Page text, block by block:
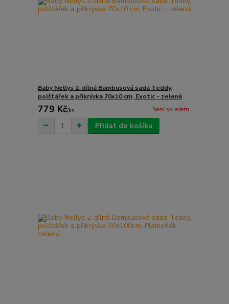
Baby Nellys 2-dílná Bambusová sada Teddy,
polštářek a přikrývka 70x10 cm, Exotic - zelená
779 Kč/ks Není skladem
Přidat do košíku